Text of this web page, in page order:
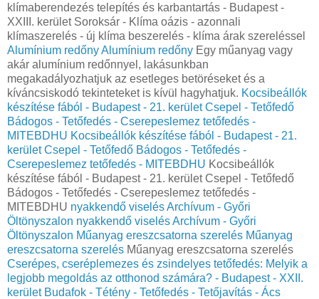
klímaberendezés telepítés és karbantartás - Budapest -
XXIII. kerület Soroksár - Klíma oázis - azonnali
klímaszerelés - új klíma beszerelés - klíma árak szereléssel
Alumínium redőnyAlumínium redőny Egy műanyag vagy
akár alumínium redőnnyel, lakásunkban
megakadályozhatjuk az esetleges betöréseket és a
kíváncsiskodó tekinteteket is kívül hagyhatjuk. Kocsibeállók
készítése fából - Budapest - 21. kerület Csepel - Tetőfedő
Bádogos - Tetőfedés - Cserepeslemez tetőfedés -
MITEBDHU Kocsibeállók készítése fából - Budapest - 21.
kerület Csepel - Tetőfedő Bádogos - Tetőfedés -
Cserepeslemez tetőfedés - MITEBDHU Kocsibeállók
készítése fából - Budapest - 21. kerület Csepel - Tetőfedő
Bádogos - Tetőfedés - Cserepeslemez tetőfedés -
MITEBDHU nyakkendő viselés Archívum - Győri
Öltönyszalon nyakkendő viselés Archívum - Győri
Öltönyszalon Műanyag ereszcsatorna szerelés Műanyag
ereszcsatorna szerelés Műanyag ereszcsatorna szerelés
Cserépes, cseréplemezes és zsindelyes tetőfedés: Melyik a
legjobb megoldás az otthonod számára? - Budapest - XXII.
kerület Budafok - Tétény - Tetőfedés - Tetőjavítás - Ács